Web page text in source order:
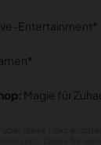
Entertainment
Magie für